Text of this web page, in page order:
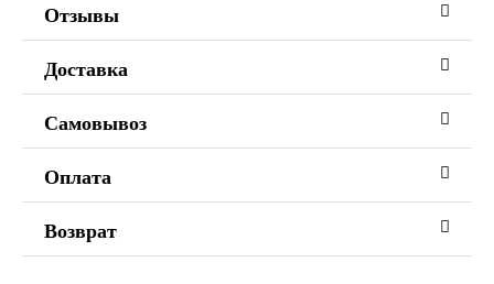
Отзывы
Доставка
Самовывоз
Оплата
Возврат